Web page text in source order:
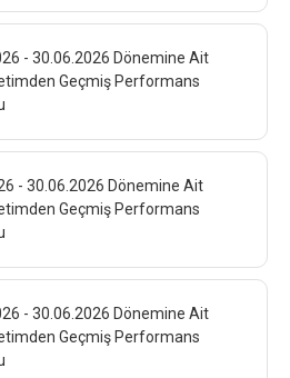
- 30.06.2026 Dönemine Ait
Geçmiş Performans
- 30.06.2026 Dönemine Ait
Geçmiş Performans
- 30.06.2026 Dönemine Ait
Geçmiş Performans